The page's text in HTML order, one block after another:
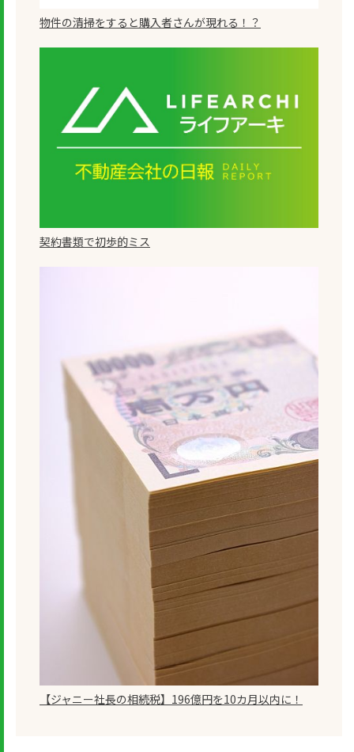
物件の清掃をすると購入者さんが現れる！？
契約書類で初歩的ミス
【ジャニー社長の相続税】196億円を10カ月以内に！